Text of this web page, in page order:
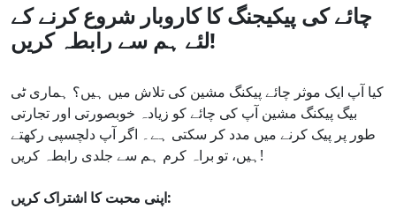
چائے کی پیکیجنگ کا کاروبار شروع کرنے کے
لئے ہم سے رابطہ کریں!
کیا آپ ایک موثر چائے پیکنگ مشین کی تلاش میں ہیں؟ ہماری ٹی
بیگ پیکنگ مشین آپ کی چائے کو زیادہ خوبصورتی اور تجارتی
طور پر پیک کرنے میں مدد کر سکتی ہے۔ اگر آپ دلچسپی رکھتے
ہیں، تو براہ کرم ہم سے جلدی رابطہ کریں!
اپنی محبت کا اشتراک کریں: